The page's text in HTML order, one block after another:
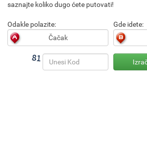
saznajte koliko dugo ćete putovati!
Odakle polazite: Gde idete: